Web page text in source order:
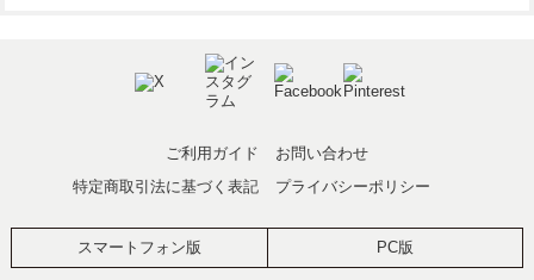
ご利用ガイド
お問い合わせ
特定商取引法に基づく表記
プライバシーポリシー
スマートフォン版 PC版